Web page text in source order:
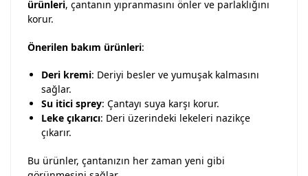
ürünleri, çantanın yıpranmasını önler ve parlaklığını
korur.
Önerilen bakım ürünleri:
Deri kremi: Deriyi besler ve yumuşak kalmasını
sağlar.
Su itici sprey: Çantayı suya karşı korur.
Leke çıkarıcı: Deri üzerindeki lekeleri nazikçe
çıkarır.
Bu ürünler, çantanızın her zaman yeni gibi